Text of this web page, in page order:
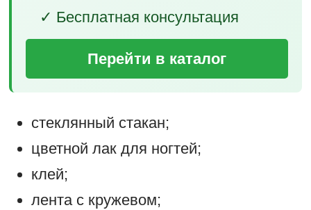
✓ Бесплатная консультация
Перейти в каталог
стеклянный стакан;
цветной лак для ногтей;
клей;
лента с кружевом;